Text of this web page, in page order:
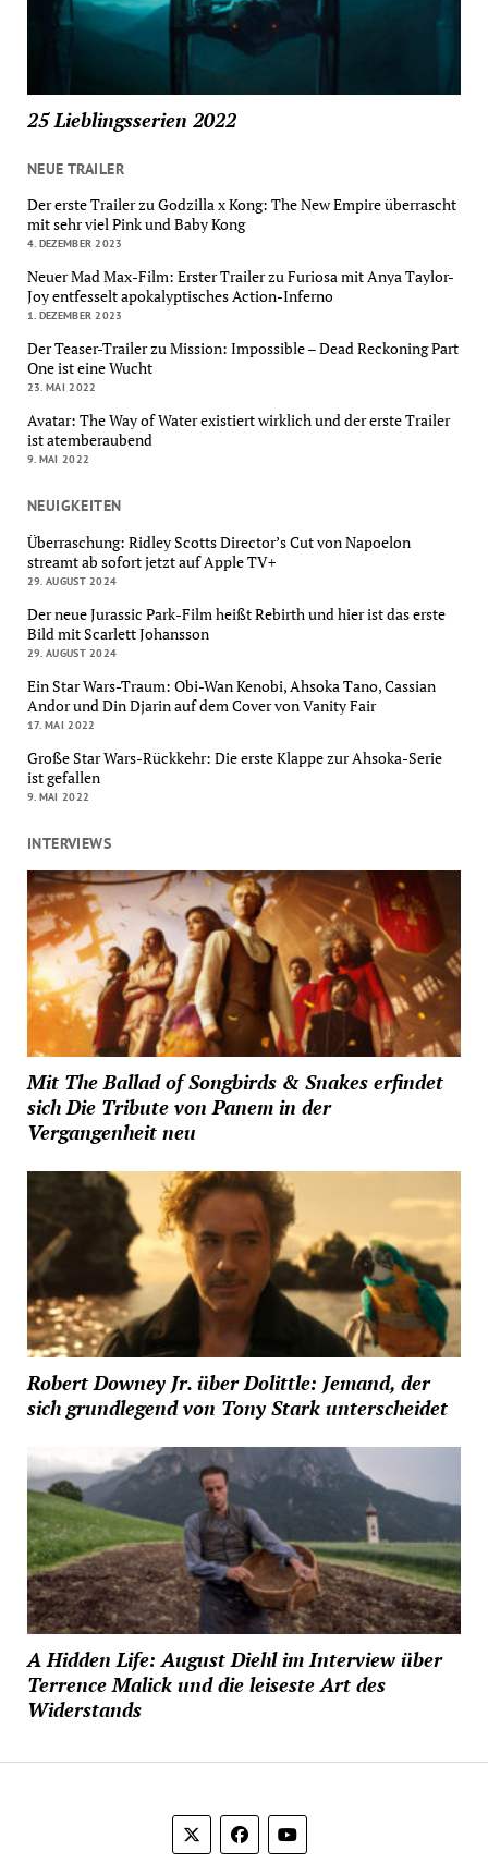
25 Lieblingsserien 2022
NEUE TRAILER
Der erste Trailer zu Godzilla x Kong: The New Empire überrascht
mit sehr viel Pink und Baby Kong
4. DEZEMBER 2023
Neuer Mad Max-Film: Erster Trailer zu Furiosa mit Anya Taylor-
Joy entfesselt apokalyptisches Action-Inferno
1. DEZEMBER 2023
Der Teaser-Trailer zu Mission: Impossible – Dead Reckoning Part
One ist eine Wucht
23. MAI 2022
Avatar: The Way of Water existiert wirklich und der erste Trailer
ist atemberaubend
9. MAI 2022
NEUIGKEITEN
Überraschung: Ridley Scotts Director’s Cut von Napoelon
streamt ab sofort jetzt auf Apple TV+
29. AUGUST 2024
Der neue Jurassic Park-Film heißt Rebirth und hier ist das erste
Bild mit Scarlett Johansson
29. AUGUST 2024
Ein Star Wars-Traum: Obi-Wan Kenobi, Ahsoka Tano, Cassian
Andor und Din Djarin auf dem Cover von Vanity Fair
17. MAI 2022
Große Star Wars-Rückkehr: Die erste Klappe zur Ahsoka-Serie
ist gefallen
9. MAI 2022
INTERVIEWS
Mit The Ballad of Songbirds & Snakes erfindet
sich Die Tribute von Panem in der
Vergangenheit neu
Robert Downey Jr. über Dolittle: Jemand, der
sich grundlegend von Tony Stark unterscheidet
A Hidden Life: August Diehl im Interview über
Terrence Malick und die leiseste Art des
Widerstands